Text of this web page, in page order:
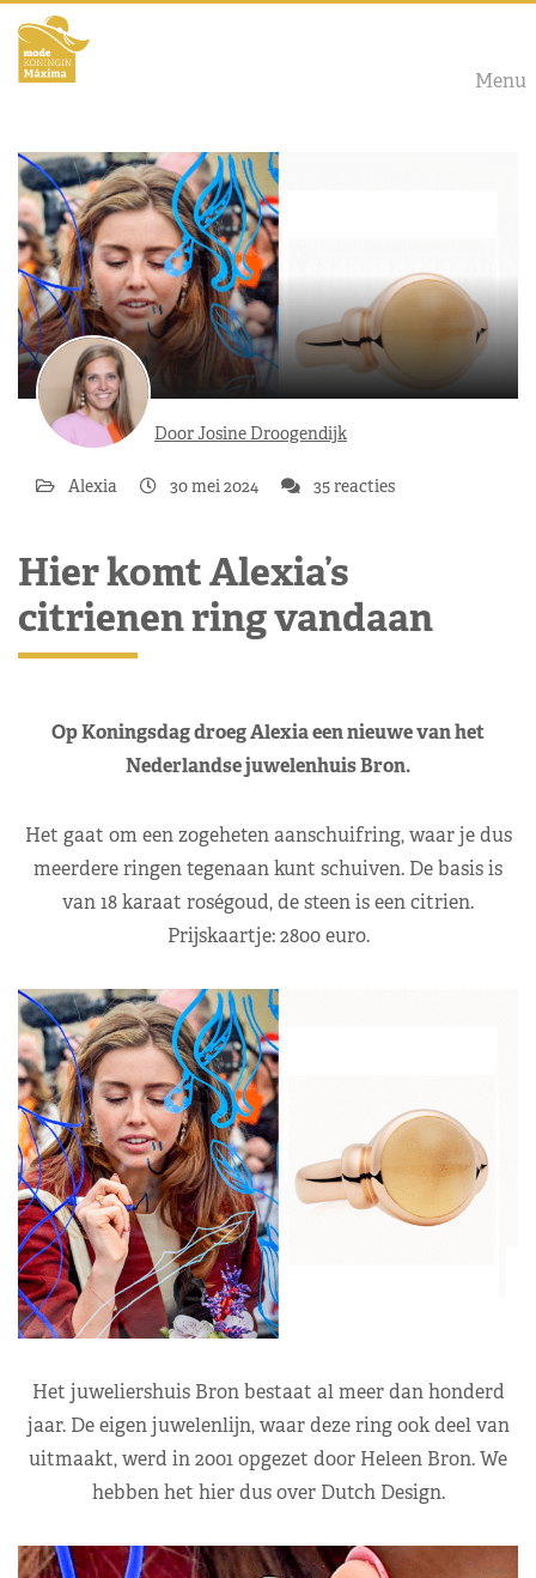
Menu
Door Josine Droogendijk
Alexia 30 mei 2024 35 reacties
Hier komt Alexia’s
citrienen ring vandaan
Op Koningsdag droeg Alexia een nieuwe van het
Nederlandse juwelenhuis Bron.
Het gaat om een zogeheten aanschuifring, waar je dus
meerdere ringen tegenaan kunt schuiven. De basis is
van 18 karaat roségoud, de steen is een citrien.
Prijskaartje: 2800 euro.
Het juweliershuis Bron bestaat al meer dan honderd
jaar. De eigen juwelenlijn, waar deze ring ook deel van
uitmaakt, werd in 2001 opgezet door Heleen Bron. We
hebben het hier dus over Dutch Design.